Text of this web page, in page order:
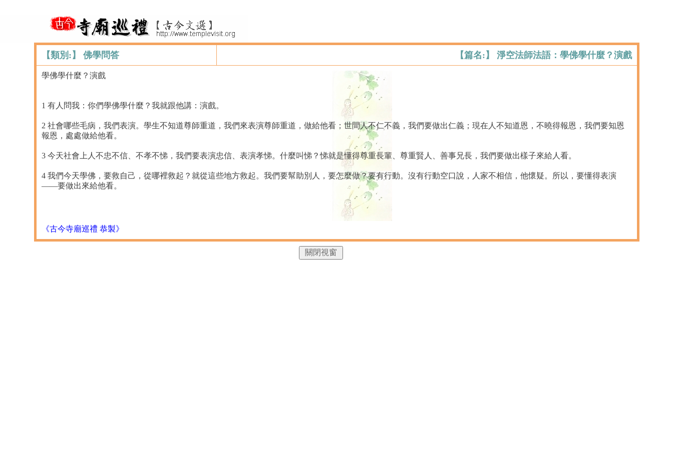
【類別:】 佛學問答 【篇名:】 淨空法師法語：學佛學什麼？演戲
學佛學什麼？演戲
1 有人問我：你們學佛學什麼？我就跟他講：演戲。
2 社會哪些毛病，我們表演。學生不知道尊師重道，我們來表演尊師重道，做給他看；世間人不仁不義，我們要做出仁義；現在人不知道恩，不曉得報恩，我們要知恩
報恩，處處做給他看。
3 今天社會上人不忠不信、不孝不悌，我們要表演忠信、表演孝悌。什麼叫悌？悌就是懂得尊重長輩、尊重賢人、善事兄長，我們要做出樣子來給人看。
4 我們今天學佛，要救自己，從哪裡救起？就從這些地方救起。我們要幫助別人，要怎麼做？要有行動。沒有行動空口說，人家不相信，他懷疑。所以，要懂得表演
——要做出來給他看。
《古今寺廟巡禮 恭製》